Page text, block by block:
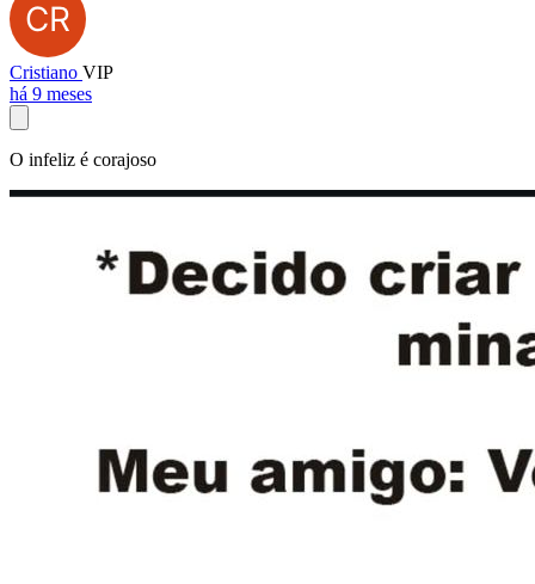
Cristiano VIP
há 9 meses
O infeliz é corajoso